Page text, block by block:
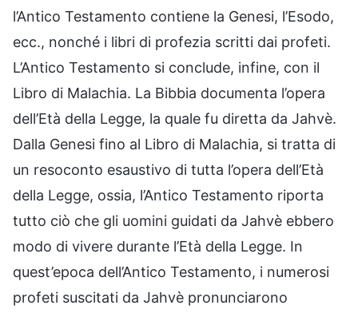
l’Antico Testamento contiene la Genesi, l’Esodo,
ecc., nonché i libri di profezia scritti dai profeti.
L’Antico Testamento si conclude, infine, con il
Libro di Malachia. La Bibbia documenta l’opera
dell’Età della Legge, la quale fu diretta da Jahvè.
Dalla Genesi fino al Libro di Malachia, si tratta di
un resoconto esaustivo di tutta l’opera dell’Età
della Legge, ossia, l’Antico Testamento riporta
tutto ciò che gli uomini guidati da Jahvè ebbero
modo di vivere durante l’Età della Legge. In
quest’epoca dell’Antico Testamento, i numerosi
profeti suscitati da Jahvè pronunciarono